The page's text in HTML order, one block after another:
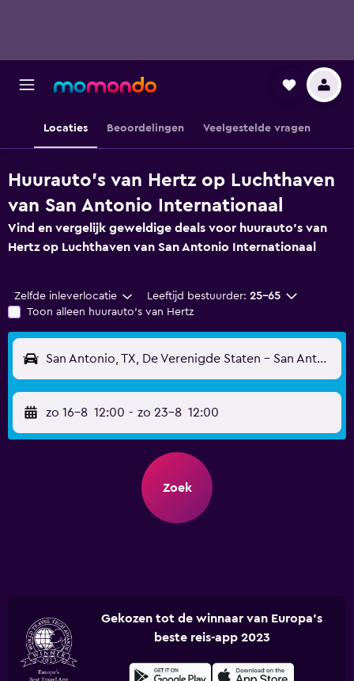
Locaties Beoordelingen Veelgestelde vragen
Huurauto's van Hertz op Luchthaven
van San Antonio Internationaal
Vind en vergelijk geweldige deals voor huurauto's van
Hertz op Luchthaven van San Antonio Internationaal
Zelfde inleverlocatie Leeftijd bestuurder: 25-65
Toon alleen huurauto's van Hertz
San Antonio, TX, De Verenigde Staten - San Antonio Internationaal (SAT)
zo 16-8 12:00 - zo 23-8 12:00
Zoek
Gekozen tot de winnaar van Europa's
beste reis-app 2023